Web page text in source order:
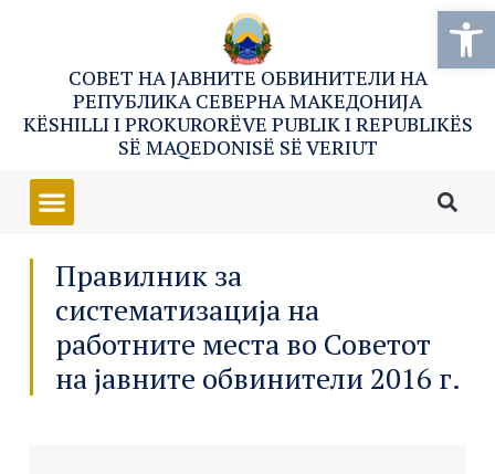
СОВЕТ НА ЈАВНИТЕ ОБВИНИТЕЛИ НА
РЕПУБЛИКА СЕВЕРНА МАКЕДОНИЈА
KËSHILLI I PROKURORËVE PUBLIK I REPUBLIKËS
SË MAQEDONISË SË VERIUT
Правилник за
систематизација на
работните места во Советот
на јавните обвинители 2016 г.